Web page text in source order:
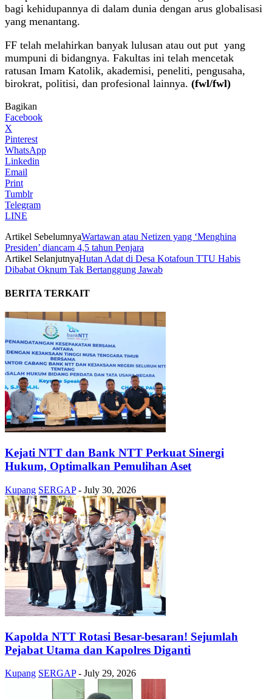
bagi kehidupannya di dalam dunia dengan arus globalisasi
yang menantang.
FF telah melahirkan banyak lulusan atau out put yang
mumpuni di bidangnya. Fakultas ini telah mencetak
ratusan Imam Katolik, akademisi, peneliti, pengusaha,
birokrat, politisi, dan profesional lainnya. (fwl/fwl)
Bagikan
Facebook
X
Pinterest
WhatsApp
Linkedin
Email
Print
Tumblr
Telegram
LINE
Artikel SebelumnyaWartawan atau Netizen yang ‘Menghina
Presiden’ diancam 4,5 tahun Penjara
Artikel SelanjutnyaHutan Adat di Desa Kotafoun TTU Habis
Dibabat Oknum Tak Bertanggung Jawab
BERITA TERKAIT
Kejati NTT dan Bank NTT Perkuat Sinergi
Hukum, Optimalkan Pemulihan Aset
Kupang SERGAP - July 30, 2026
Kapolda NTT Rotasi Besar-besaran! Sejumlah
Pejabat Utama dan Kapolres Diganti
Kupang SERGAP - July 29, 2026